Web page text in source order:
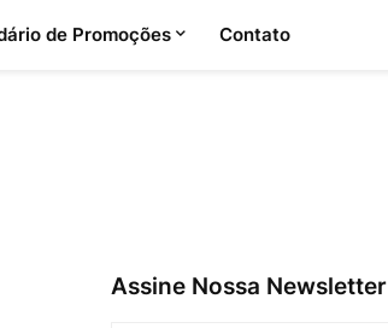
de Promoções Contato
Assine Nossa Newsletter